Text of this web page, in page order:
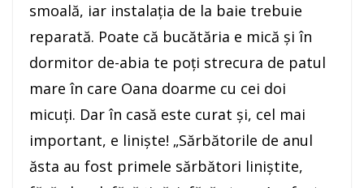
smoală, iar instalaţia de la baie trebuie
reparată. Poate că bucătăria e mică şi în
dormitor de-abia te poţi strecura de patul
mare în care Oana doarme cu cei doi
micuţi. Dar în casă este curat şi, cel mai
important, e linişte! „Sărbătorile de anul
ăsta au fost primele sărbători liniştite,